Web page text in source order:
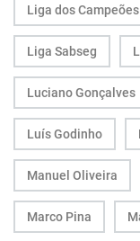
Liga dos Campeões
Liga Sabseg
Luciano Gonçalves
Luís Godinho
Manuel Oliveira
Marco Pina